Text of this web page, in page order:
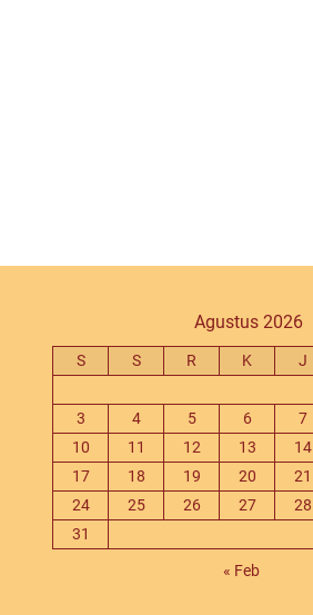
Agustus 2026
S S R K J
3
4 5 6 7
10
11 12 13 14
17
18 19 20 21
24
25 26 27 28
31
« Feb